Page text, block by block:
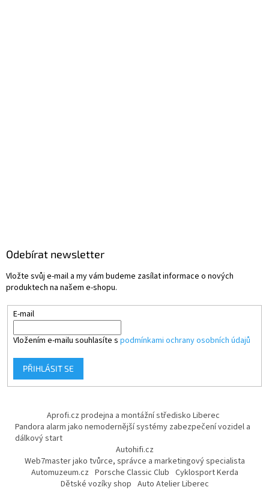
Odebírat newsletter
Vložte svůj e-mail a my vám budeme zasílat informace o nových
produktech na našem e-shopu.
E-mail
Vložením e-mailu souhlasíte s podmínkami ochrany osobních údajů
PŘIHLÁSIT SE
Aprofi.cz prodejna a montážní středisko Liberec
Pandora alarm jako nemodernější systémy zabezpečení vozidel a
dálkový start
Autohifi.cz
Web7master jako tvůrce, správce a marketingový specialista
Automuzeum.cz Porsche Classic Club Cyklosport Kerda
Dětské vozíky shop Auto Atelier Liberec